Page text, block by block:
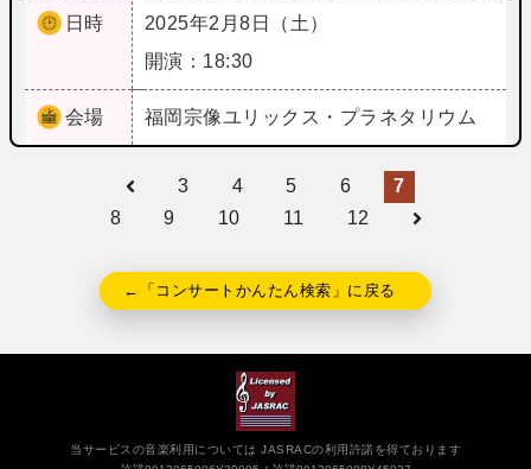
日時
2025年2月8日（土）
開演：18:30
会場 福岡 宗像ユリックス・プラネタリウム
3 4 5 6
7
8
9 10 11 12
←「コンサートかんたん検索」に戻る
当サービスの音楽利用については JASRACの利用許諾を得ております